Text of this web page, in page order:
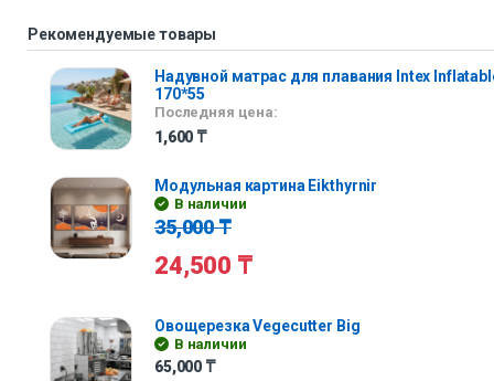
Рекомендуемые товары
Надувной матрас для плавания Intex
170*55
Последняя цена:
1,600 ₸
Модульная картина Eikthyrnir
В наличии
35,000₸
24,500 ₸
Овощерезка Vegecutter Big
В наличии
65,000 ₸